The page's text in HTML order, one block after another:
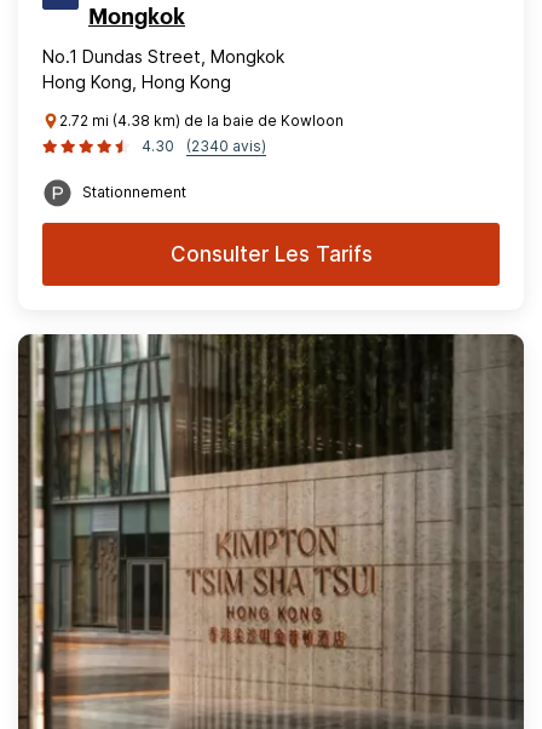
Mongkok
No.1 Dundas Street, Mongkok
Hong Kong, Hong Kong
2.72 mi (4.38 km) de la baie de Kowloon
4.30
(2340 avis)
Stationnement
Consulter Les Tarifs